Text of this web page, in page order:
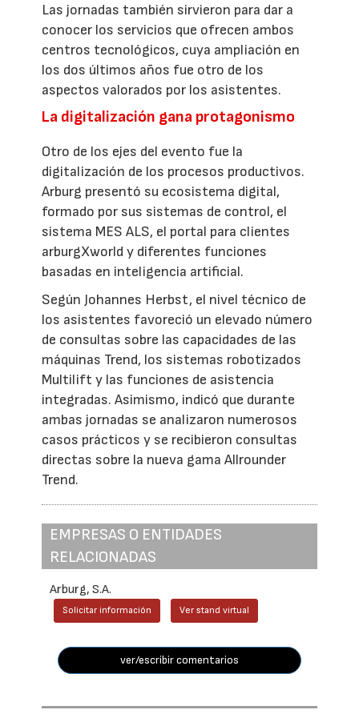
Las jornadas también sirvieron para dar a
conocer los servicios que ofrecen ambos
centros tecnológicos, cuya ampliación en
los dos últimos años fue otro de los
aspectos valorados por los asistentes.
La digitalización gana protagonismo
Otro de los ejes del evento fue la
digitalización de los procesos productivos.
Arburg presentó su ecosistema digital,
formado por sus sistemas de control, el
sistema MES ALS, el portal para clientes
arburgXworld y diferentes funciones
basadas en inteligencia artificial.
Según Johannes Herbst, el nivel técnico de
los asistentes favoreció un elevado número
de consultas sobre las capacidades de las
máquinas Trend, los sistemas robotizados
Multilift y las funciones de asistencia
integradas. Asimismo, indicó que durante
ambas jornadas se analizaron numerosos
casos prácticos y se recibieron consultas
directas sobre la nueva gama Allrounder
Trend.
EMPRESAS O ENTIDADES
RELACIONADAS
Arburg, S.A.
Solicitar información Ver stand virtual
ver/escribir comentarios